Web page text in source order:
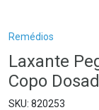
Breadcrumb
Remédios
Laxante
Copo
820253